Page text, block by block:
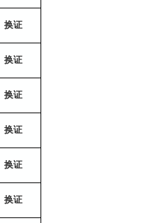
换证
换证
换证
换证
换证
换证